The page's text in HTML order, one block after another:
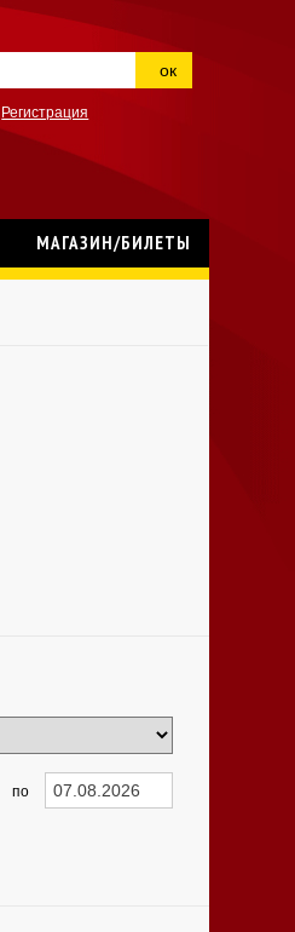
ок
Регистрация
МАГАЗИН/БИЛЕТЫ
по